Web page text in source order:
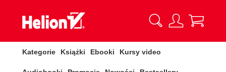
Kategorie Książki Ebooki Kursy video